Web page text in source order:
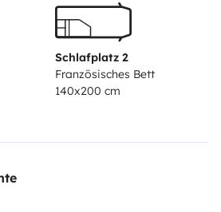
Schlafplatz 2
Französisches Bett
140x200 cm